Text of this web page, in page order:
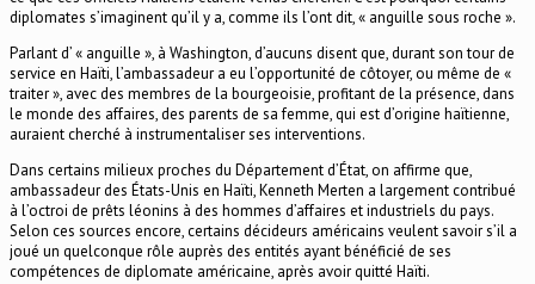
diplomates s’imaginent qu’il y a, comme ils l’ont dit, « anguille sous roche ».
Parlant d’ « anguille », à Washington, d’aucuns disent que, durant son tour de
service en Haïti, l’ambassadeur a eu l’opportunité de côtoyer, ou même de «
traiter », avec des membres de la bourgeoisie, profitant de la présence, dans
le monde des affaires, des parents de sa femme, qui est d’origine haïtienne,
auraient cherché à instrumentaliser ses interventions.
Dans certains milieux proches du Département d’État, on affirme que,
ambassadeur des États-Unis en Haïti, Kenneth Merten a largement contribué
à l’octroi de prêts léonins à des hommes d’affaires et industriels du pays.
Selon ces sources encore, certains décideurs américains veulent savoir s’il a
joué un quelconque rôle auprès des entités ayant bénéficié de ses
compétences de diplomate américaine, après avoir quitté Haïti.